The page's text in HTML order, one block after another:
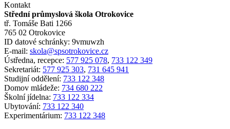
Kontakt
Střední průmyslová škola Otrokovice
tř. Tomáše Bati 1266
765 02 Otrokovice
ID datové schránky: 9vmuwzh
E-mail: skola@spsotrokovice.cz
Ústředna, recepce: 577 925 078, 733 122 349
Sekretariát: 577 925 303, 731 645 941
Studijní oddělení: 733 122 348
Domov mládeže: 734 680 222
Školní jídelna: 733 122 334
Ubytování: 733 122 340
Experimentárium: 733 122 348